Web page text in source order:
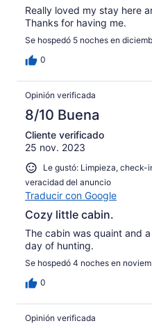
Really loved my stay here
Thanks for having me.
Se hospedó 5 noches en
0
Opinión verificada
8/10 Buena
Cliente verificado
25 nov. 2023
Le gustó: Limpieza,
veracidad del anuncio
Traducir con Google
Cozy little cabin.
The cabin was quaint and
day of hunting.
Se hospedó 4 noches en
0
Opinión verificada